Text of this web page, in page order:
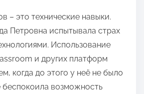
– это технические навыки.
Петровна испытывала страх
Использование
и других платформ
когда до этого у неё не было
беспокоила возможность